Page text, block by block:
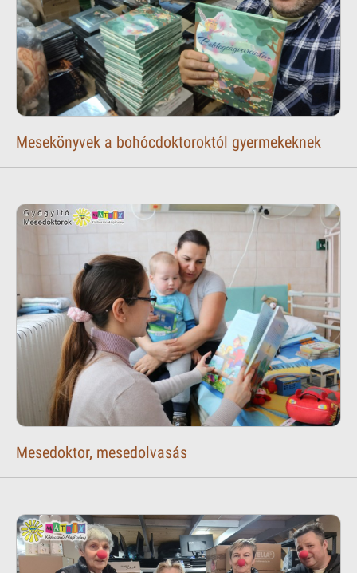
Mesekönyvek a bohócdoktoroktól gyermekeknek
Mesedoktor, mesedolvasás